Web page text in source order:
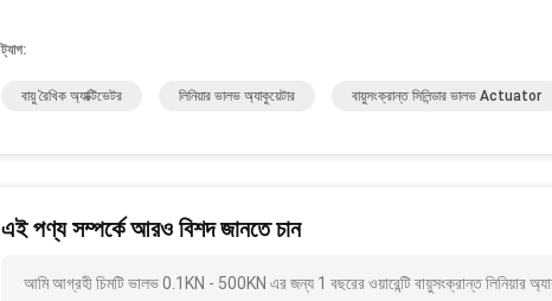
ট্যাগ:
বায়ু রৈখিক অ্যাক্টিভেটর লিনিয়ার ভালভ অ্যাকুয়েটার বায়ুসংক্রান্ত সিলিন্ডার ভালভ Actuator
এই পণ্য সম্পর্কে আরও বিশদ জানতে চান
আমি আগ্রহী চিমটি ভালভ 0.1KN - 500KN এর জন্য 1 বছরের ওয়ারেন্টি বায়ুসংক্রান্ত লিনিয়ার